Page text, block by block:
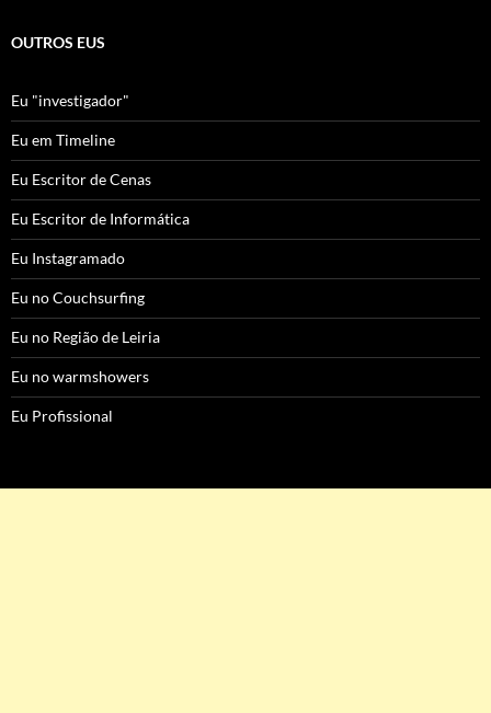
OUTROS EUS
Eu "investigador"
Eu em Timeline
Eu Escritor de Cenas
Eu Escritor de Informática
Eu Instagramado
Eu no Couchsurfing
Eu no Região de Leiria
Eu no warmshowers
Eu Profissional